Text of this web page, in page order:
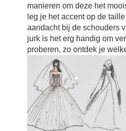
manieren om deze het
leg je het accent op de
aandacht bij de schouders
jurk is het erg handig om
proberen, zo ontdek je